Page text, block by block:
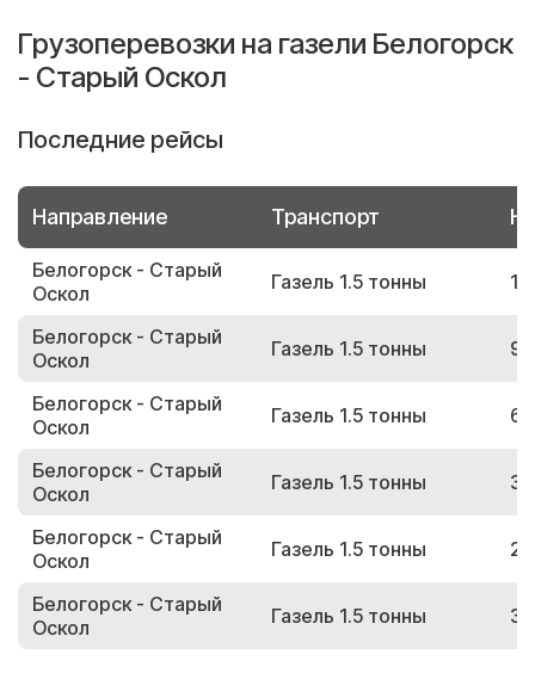
Грузоперевозки на газели Белогорск
- Старый Оскол
Последние рейсы
Направление Транспорт
Белогорск - Старый
Оскол
Газель 1.5 тонны
Белогорск - Старый
Оскол
Газель 1.5 тонны
Белогорск - Старый
Оскол
Газель 1.5 тонны
Белогорск - Старый
Оскол
Газель 1.5 тонны
Белогорск - Старый
Оскол
Газель 1.5 тонны
Белогорск - Старый
Оскол
Газель 1.5 тонны